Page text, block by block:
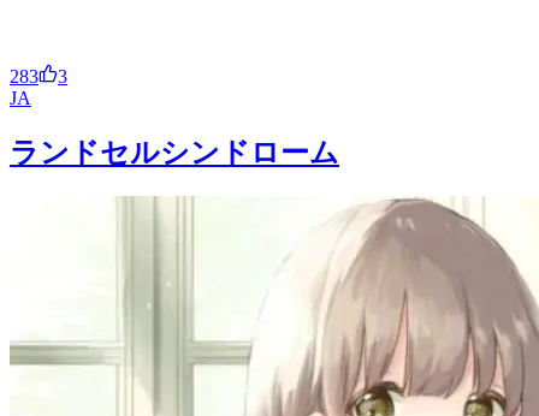
283
3
JA
ランドセルシンドローム